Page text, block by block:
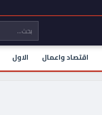
اقتصاد واعمال الاول